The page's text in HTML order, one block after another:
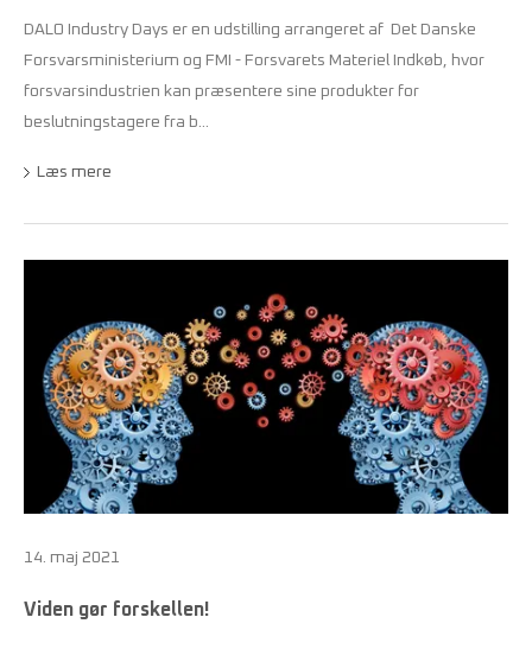
DALO Industry Days er en udstilling arrangeret af Det Danske
Forsvarsministerium og FMI - Forsvarets Materiel Indkøb, hvor
forsvarsindustrien kan præsentere sine produkter for
beslutningstagere fra b...
Læs mere
14. maj 2021
Viden gør forskellen!